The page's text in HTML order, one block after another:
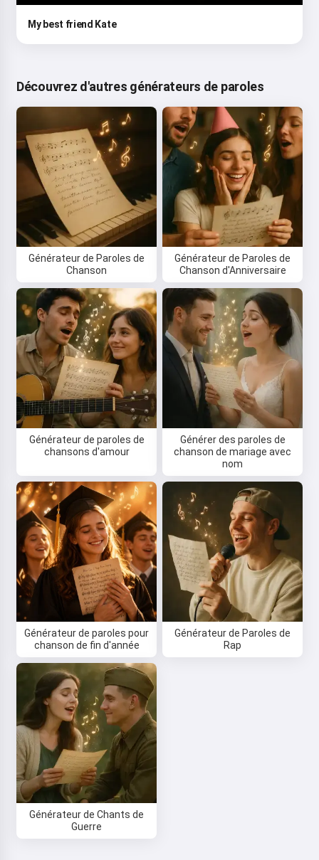
My best friend Kate
Découvrez d'autres générateurs de paroles
Générateur de Paroles de
Chanson
Générateur de Paroles de
Chanson d'Anniversaire
Générateur de paroles de
chansons d'amour
Générer des paroles de
chanson de mariage avec
nom
Générateur de paroles pour
chanson de fin d'année
Générateur de Paroles de
Rap
Générateur de Chants de
Guerre